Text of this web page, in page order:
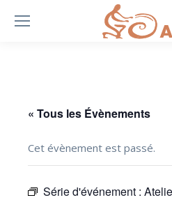
« Tous les Évènements
Cet évènement est passé.
Série d'événement :